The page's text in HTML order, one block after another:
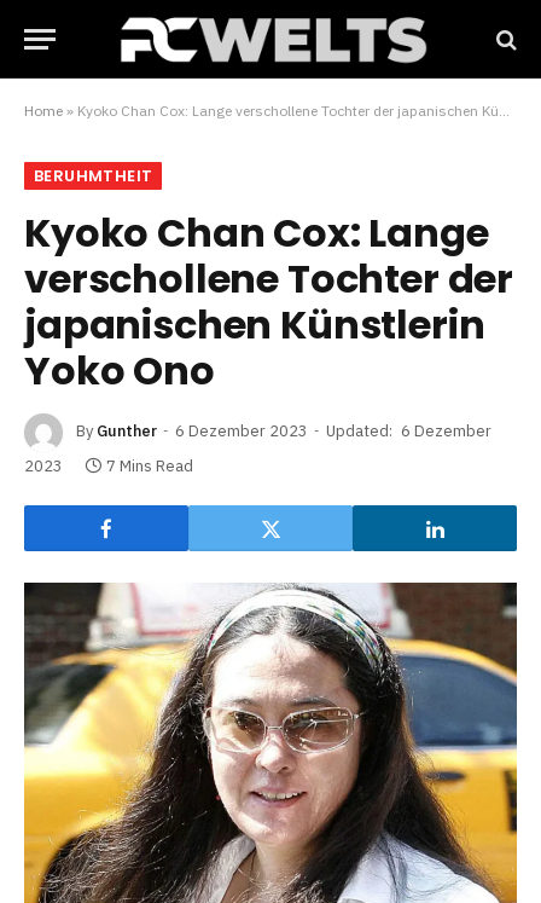
Home » Kyoko Chan Cox: Lange verschollene Tochter der japanischen Künstlerin Yoko Ono
BERUHMTHEIT
Kyoko Chan Cox: Lange
verschollene Tochter der
japanischen Künstlerin
Yoko Ono
By Gunther 6 Dezember 2023 Updated: 6 Dezember
2023
7 Mins Read